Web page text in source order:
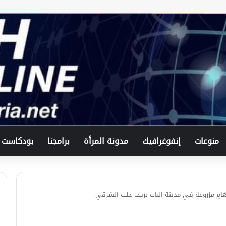
منوعات إنفوغرافيك مدونة المرأة برامجنا بودكاست
مزروعة في مدينة الباب بريف حلب الشرقي
في اتصال هاتفي .. وزير الخارجيّة
السوري يبحث مع نظيره الفرنسي آخر
التطورات.
الرئيس الشرع يستقبل وفد من شركة
زين للاتصالات في القصر الرئاسي.
لبحث العلاقات الثنائيّة .. الرئيس الشرع
يتسقبل وزير الخارجيّة العراقي في